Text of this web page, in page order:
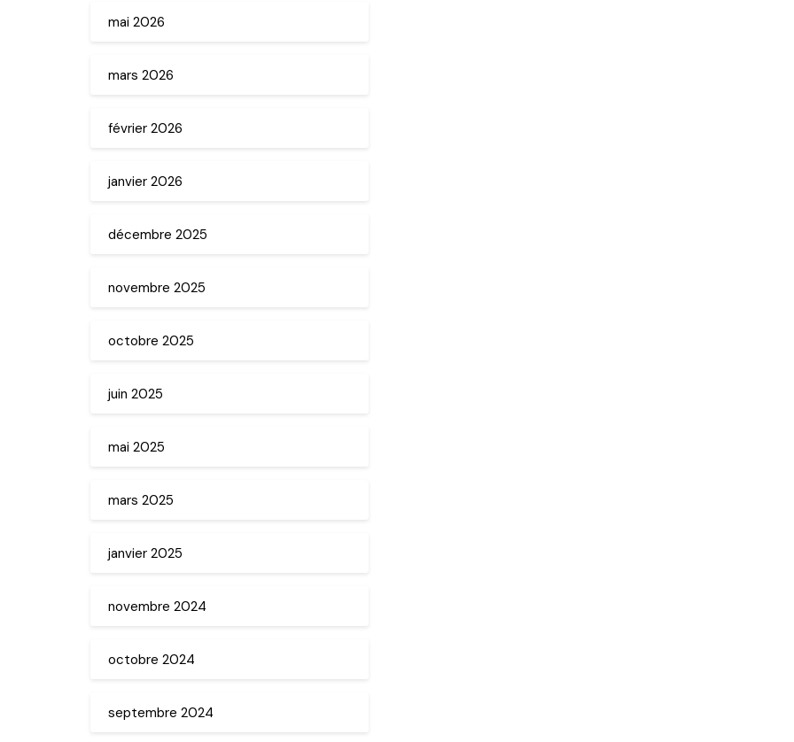
mai 2026
mars 2026
février 2026
janvier 2026
décembre 2025
novembre 2025
octobre 2025
juin 2025
mai 2025
mars 2025
janvier 2025
novembre 2024
octobre 2024
septembre 2024